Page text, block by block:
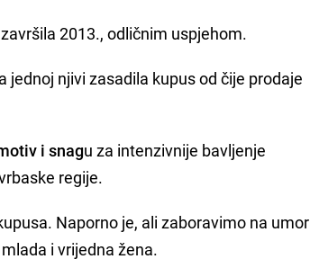
2013., odličnim uspjehom.
jednoj njivi zasadila kupus od čije prodaje
i snagu za intenzivnije bavljenje
regije.
Naporno je, ali zaboravimo na umor
i vrijedna žena.